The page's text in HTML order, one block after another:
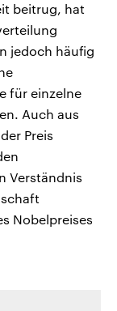
beitrug, hat
jedoch häufig
für einzelne
Auch aus
Preis
Verständnis
Nobelpreises